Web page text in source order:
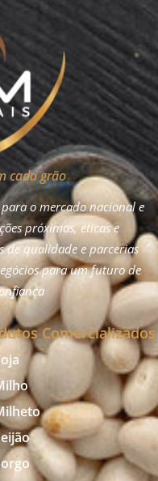
cada grão
o mercado nacional e
próximas, éticas e
de qualidade e parcerias
para um futuro de
Comercializados